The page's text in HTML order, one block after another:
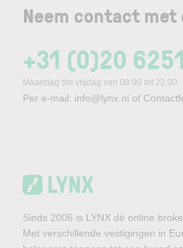
Neem contact met
+31 (0)20
Maandag t/m vrijdag van 08:00 tot 22:00
Per e-mail: info@lynx.nl of
Sinds 2006 is LYNX dé online
Met verschillende vestigingen in